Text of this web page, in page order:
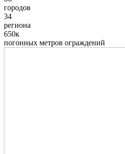
городов
34
региона
650к
погонных метров ограждений